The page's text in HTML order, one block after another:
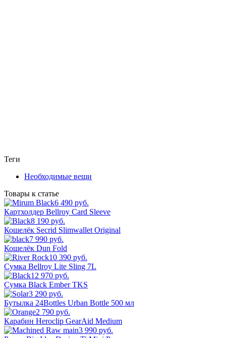
Теги
Необходимые вещи
Товары к статье
6 490 руб.
Картхолдер Bellroy Card Sleeve
8 190 руб.
Кошелёк Secrid Slimwallet Original
7 990 руб.
Кошелёк Dun Fold
10 390 руб.
Сумка Bellroy Lite Sling 7L
12 970 руб.
Сумка Black Ember TKS
3 290 руб.
Бутылка 24Bottles Urban Bottle 500 мл
2 790 руб.
Карабин Heroclip GearAid Medium
3 990 руб.